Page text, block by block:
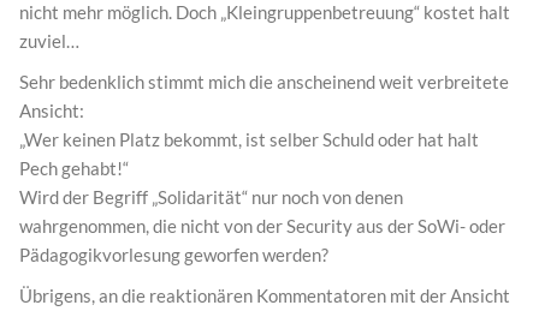
nicht mehr möglich. Doch „Kleingruppenbetreuung“ kostet halt
zuviel…
Sehr bedenklich stimmt mich die anscheinend weit verbreitete
Ansicht:
„Wer keinen Platz bekommt, ist selber Schuld oder hat halt
Pech gehabt!“
Wird der Begriff „Solidarität“ nur noch von denen
wahrgenommen, die nicht von der Security aus der SoWi- oder
Pädagogikvorlesung geworfen werden?
Übrigens, an die reaktionären Kommentatoren mit der Ansicht